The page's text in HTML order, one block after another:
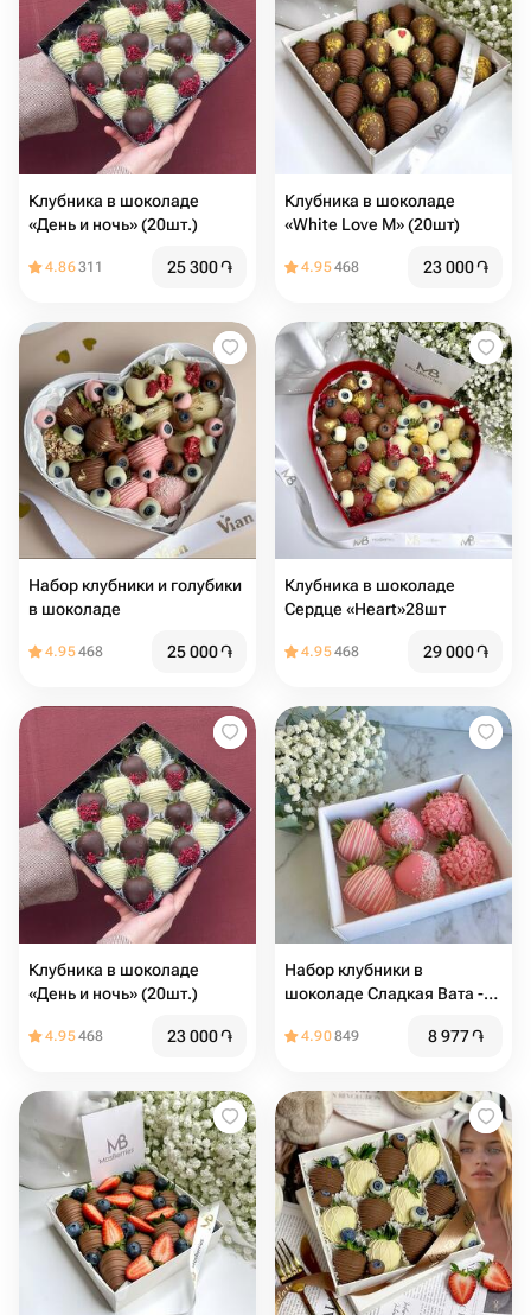
Клубника в шоколаде
«День и ночь» (20шт.)
4.86311 25 300֏
Клубника в шоколаде
«White Love M» (20шт)
4.95468 23 000֏
Набор клубники и голубики
в шоколаде
4.95468 25 000֏
Клубника в шоколаде
Сердце «Heart»28шт
4.95468 29 000֏
Клубника в шоколаде
«День и ночь» (20шт.)
4.95468 23 000֏
Набор клубники в
шоколаде Сладкая Вата -
4.90849 8 977֏